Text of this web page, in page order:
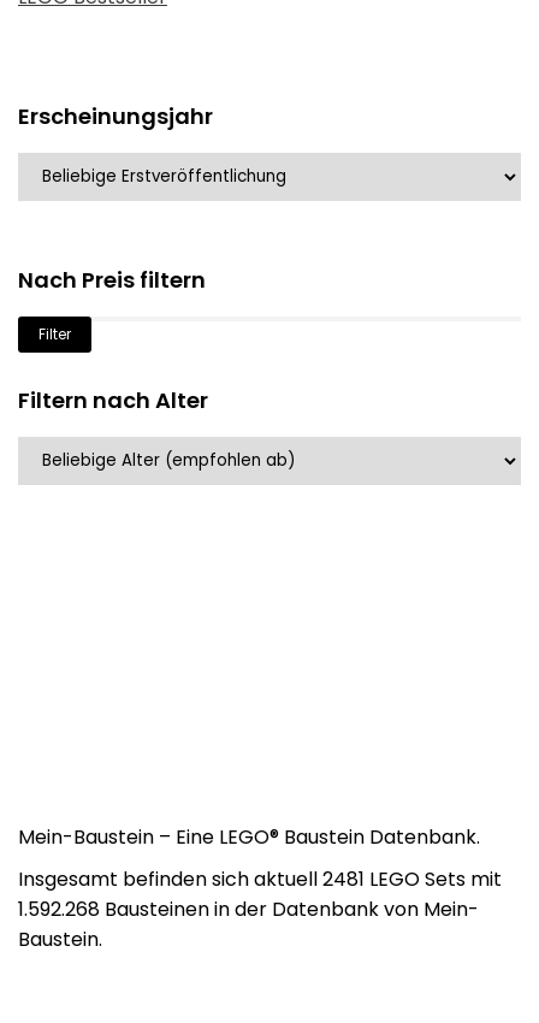
Erscheinungsjahr
Nach Preis filtern
Min.
Preis
Max.
Preis
Filter
Filtern nach Alter
Mein-Baustein – Eine LEGO® Baustein Datenbank.
Insgesamt befinden sich aktuell 2481 LEGO Sets mit
1.592.268 Bausteinen in der Datenbank von Mein-
Baustein.